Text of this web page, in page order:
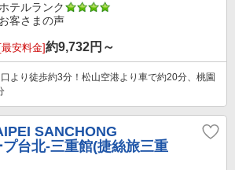
ホテルランク
お客さまの声
[最安料金]約9,732円～
より徒歩約3分！松山空港より車で約20分、桃園
SANCHONG
台北-三重館(捷絲旅三重